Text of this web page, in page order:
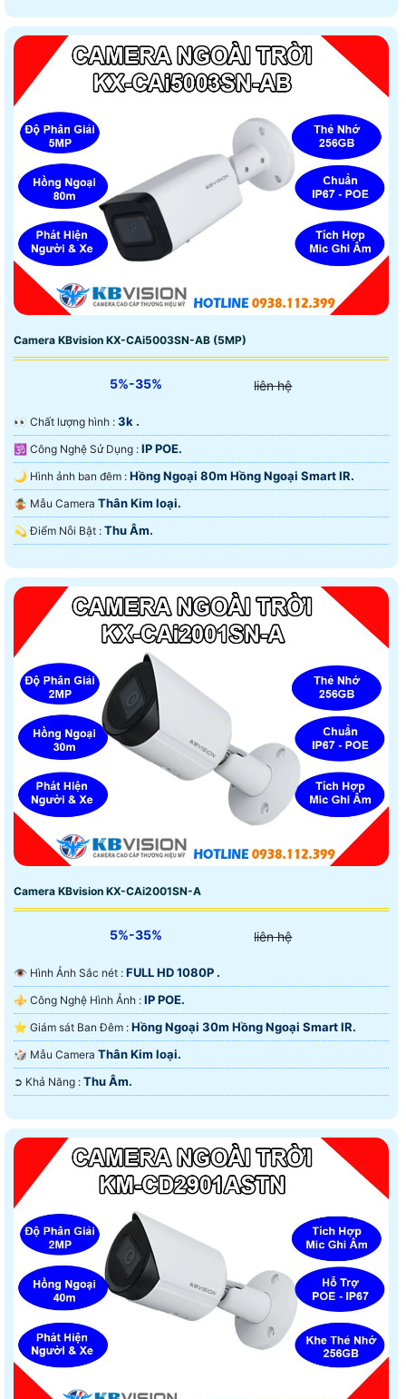
Camera KBvision KX-CAi5003SN-AB (5MP)
5%-35% liên hệ
️👀 Chất lượng hình : 3k .
🕉️ Công Nghệ Sử Dụng : IP POE.
🌙 Hình ảnh ban đêm : Hồng Ngoại 80m Hồng Ngoại Smart IR.
🤹 Mẫu Camera Thân Kim loại.
️💫 Điểm Nỗi Bật : Thu Âm.
Camera KBvision KX-CAi2001SN-A
5%-35% liên hệ
👁 Hình Ảnh Sắc nét : FULL HD 1080P .
⚜️ Công Nghệ Hình Ảnh : IP POE.
⭐ Giám sát Ban Đêm : Hồng Ngoại 30m Hồng Ngoại Smart IR.
🎲 Mẫu Camera Thân Kim loại.
️➲ Khả Năng : Thu Âm.